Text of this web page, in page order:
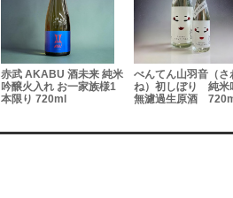
赤武 AKABU 酒未来 純米
吟醸火入れ お一家族様1
本限り 720ml
べんてん山羽音（さ
ね）初しぼり 純米
無濾過生原酒